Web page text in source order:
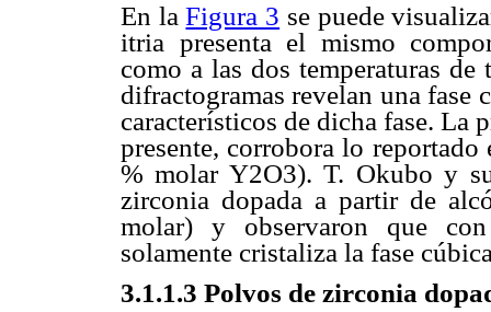
En laFigura 3 se puede
itria presenta el mismo
como a las dos temperaturas
difractogramas revelan una fase
característicos de dicha fase. La
presente, corrobora lo reportado
% molar Y2O3). T. Okubo y
zirconia dopada a partir de
molar) y observaron que
solamente cristaliza la fase
3.1.1.3 Polvos de zirconia